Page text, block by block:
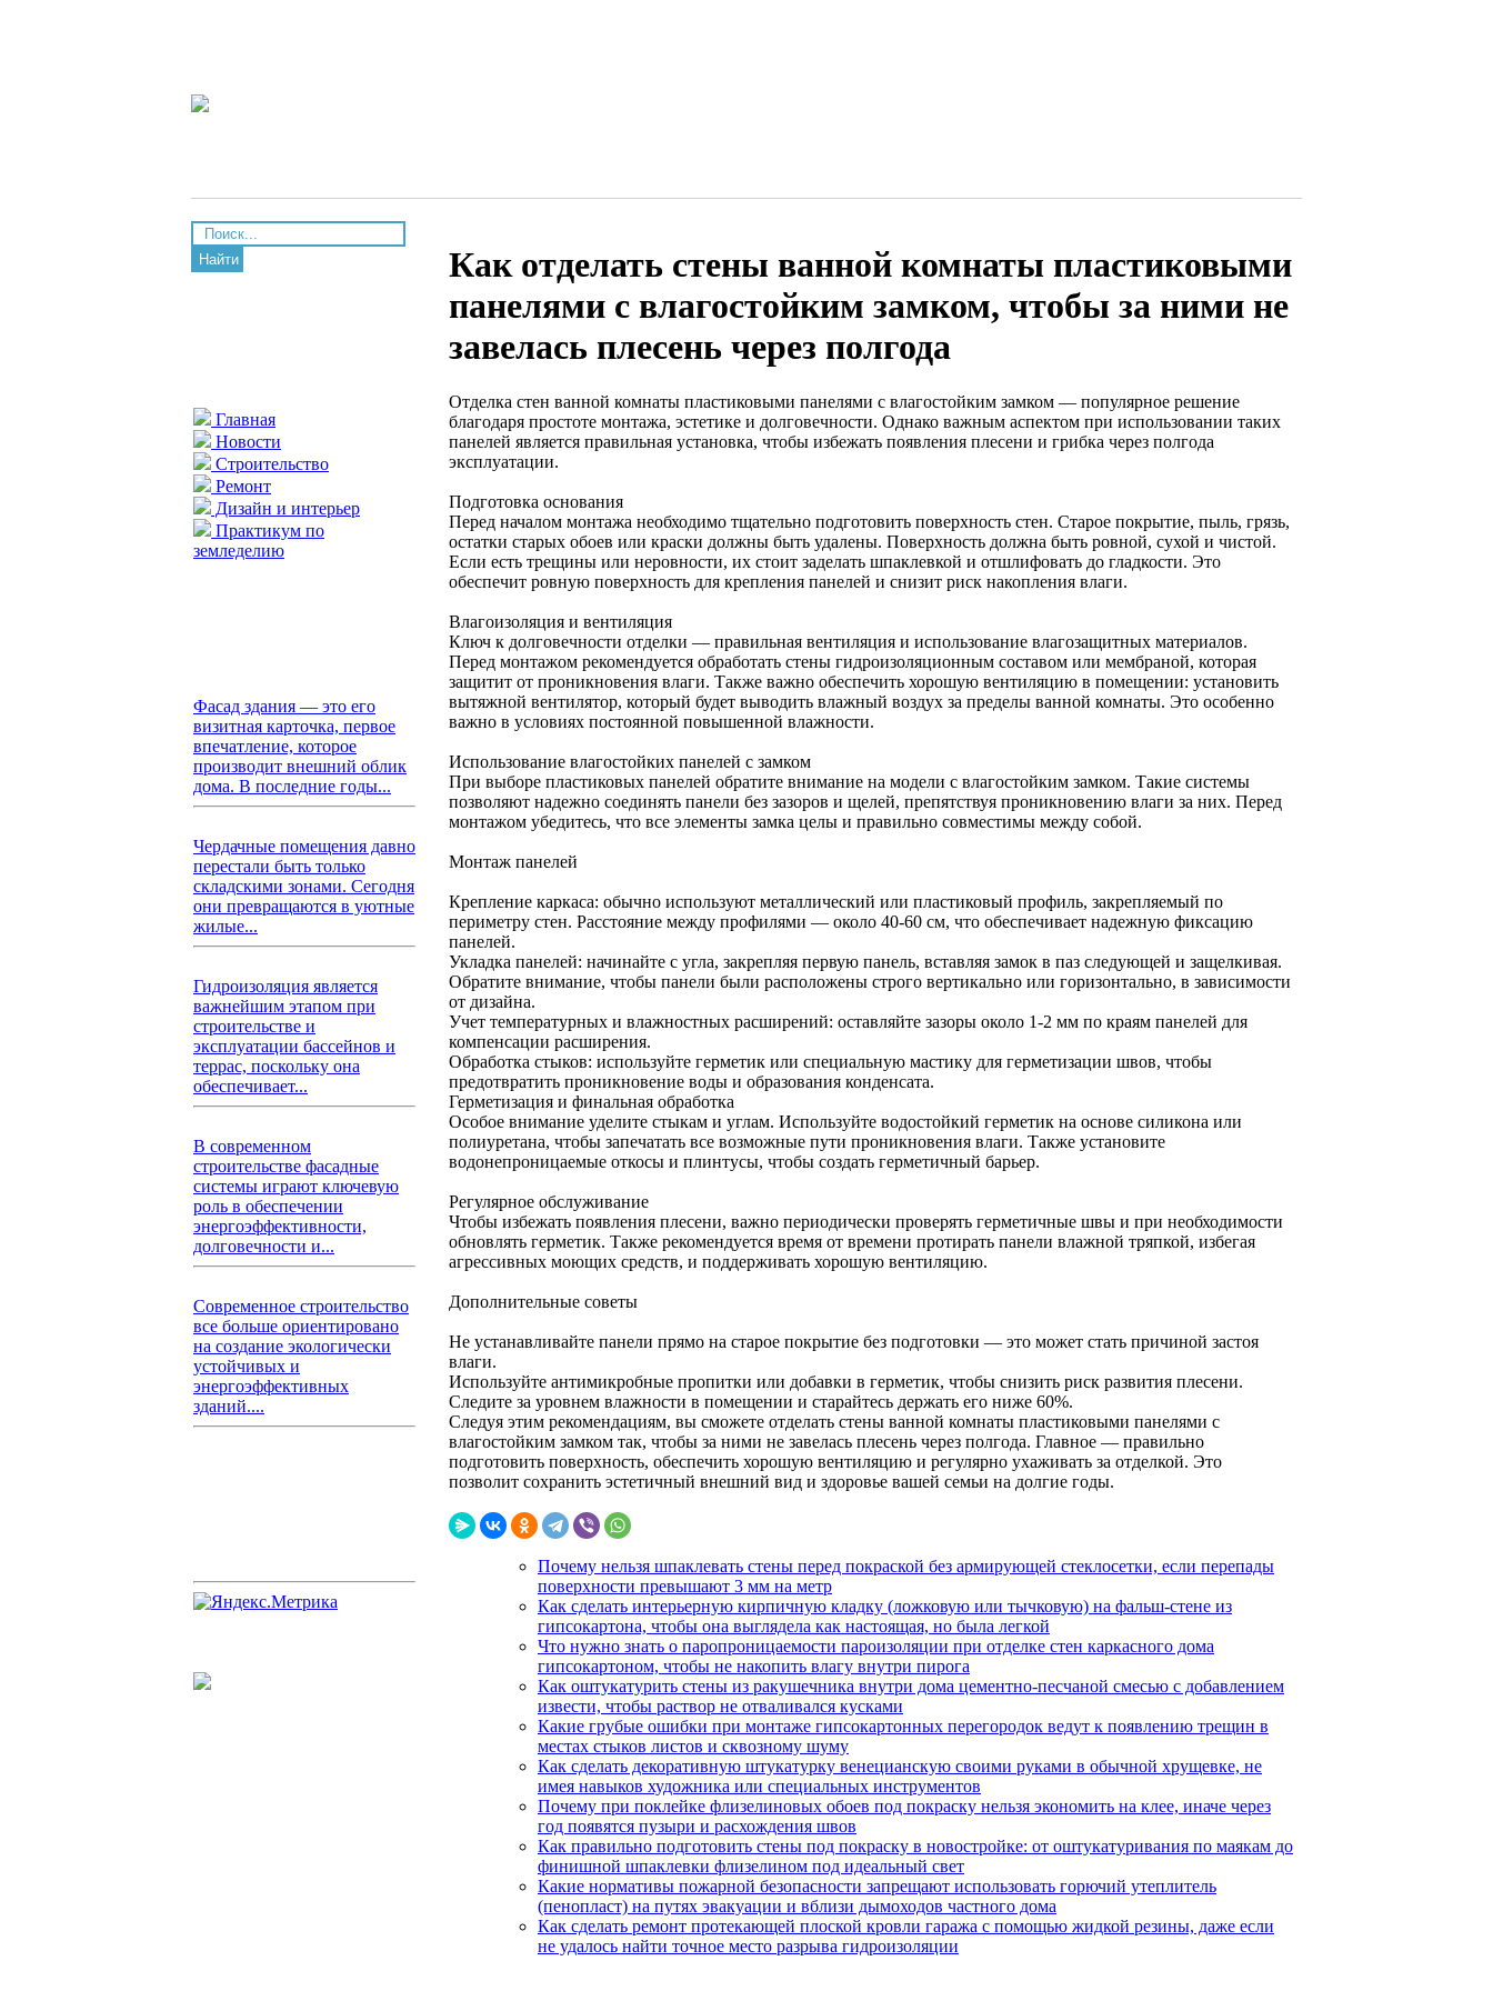
Найти
Главная
Новости
Строительство
Ремонт
Дизайн и интерьер
Практикум по
земледелию
Фасад здания — это его
визитная карточка, первое
впечатление, которое
производит внешний облик
дома. В последние годы...
Чердачные помещения давно
перестали быть только
складскими зонами. Сегодня
они превращаются в уютные
жилые...
Гидроизоляция является
важнейшим этапом при
строительстве и
эксплуатации бассейнов и
террас, поскольку она
обеспечивает...
В современном
строительстве фасадные
системы играют ключевую
роль в обеспечении
энергоэффективности,
долговечности и...
Современное строительство
все больше ориентировано
на создание экологически
устойчивых и
энергоэффективных
зданий....
Как отделать стены ванной комнаты пластиковыми
панелями с влагостойким замком, чтобы за ними не
завелась плесень через полгода
Отделка стен ванной комнаты пластиковыми панелями с влагостойким замком — популярное решение
благодаря простоте монтажа, эстетике и долговечности. Однако важным аспектом при использовании таких
панелей является правильная установка, чтобы избежать появления плесени и грибка через полгода
эксплуатации.
Подготовка основания
Перед началом монтажа необходимо тщательно подготовить поверхность стен. Старое покрытие, пыль, грязь,
остатки старых обоев или краски должны быть удалены. Поверхность должна быть ровной, сухой и чистой.
Если есть трещины или неровности, их стоит заделать шпаклевкой и отшлифовать до гладкости. Это
обеспечит ровную поверхность для крепления панелей и снизит риск накопления влаги.
Влагоизоляция и вентиляция
Ключ к долговечности отделки — правильная вентиляция и использование влагозащитных материалов.
Перед монтажом рекомендуется обработать стены гидроизоляционным составом или мембраной, которая
защитит от проникновения влаги. Также важно обеспечить хорошую вентиляцию в помещении: установить
вытяжной вентилятор, который будет выводить влажный воздух за пределы ванной комнаты. Это особенно
важно в условиях постоянной повышенной влажности.
Использование влагостойких панелей с замком
При выборе пластиковых панелей обратите внимание на модели с влагостойким замком. Такие системы
позволяют надежно соединять панели без зазоров и щелей, препятствуя проникновению влаги за них. Перед
монтажом убедитесь, что все элементы замка целы и правильно совместимы между собой.
Монтаж панелей
Крепление каркаса: обычно используют металлический или пластиковый профиль, закрепляемый по
периметру стен. Расстояние между профилями — около 40-60 см, что обеспечивает надежную фиксацию
панелей.
Укладка панелей: начинайте с угла, закрепляя первую панель, вставляя замок в паз следующей и защелкивая.
Обратите внимание, чтобы панели были расположены строго вертикально или горизонтально, в зависимости
от дизайна.
Учет температурных и влажностных расширений: оставляйте зазоры около 1-2 мм по краям панелей для
компенсации расширения.
Обработка стыков: используйте герметик или специальную мастику для герметизации швов, чтобы
предотвратить проникновение воды и образования конденсата.
Герметизация и финальная обработка
Особое внимание уделите стыкам и углам. Используйте водостойкий герметик на основе силикона или
полиуретана, чтобы запечатать все возможные пути проникновения влаги. Также установите
водонепроницаемые откосы и плинтусы, чтобы создать герметичный барьер.
Регулярное обслуживание
Чтобы избежать появления плесени, важно периодически проверять герметичные швы и при необходимости
обновлять герметик. Также рекомендуется время от времени протирать панели влажной тряпкой, избегая
агрессивных моющих средств, и поддерживать хорошую вентиляцию.
Дополнительные советы
Не устанавливайте панели прямо на старое покрытие без подготовки — это может стать причиной застоя
влаги.
Используйте антимикробные пропитки или добавки в герметик, чтобы снизить риск развития плесени.
Следите за уровнем влажности в помещении и старайтесь держать его ниже 60%.
Следуя этим рекомендациям, вы сможете отделать стены ванной комнаты пластиковыми панелями с
влагостойким замком так, чтобы за ними не завелась плесень через полгода. Главное — правильно
подготовить поверхность, обеспечить хорошую вентиляцию и регулярно ухаживать за отделкой. Это
позволит сохранить эстетичный внешний вид и здоровье вашей семьи на долгие годы.
Почему нельзя шпаклевать стены перед покраской без армирующей стеклосетки, если перепады
поверхности превышают 3 мм на метр
Как сделать интерьерную кирпичную кладку (ложковую или тычковую) на фальш-стене из
гипсокартона, чтобы она выглядела как настоящая, но была легкой
Что нужно знать о паропроницаемости пароизоляции при отделке стен каркасного дома
гипсокартоном, чтобы не накопить влагу внутри пирога
Как оштукатурить стены из ракушечника внутри дома цементно-песчаной смесью с добавлением
извести, чтобы раствор не отваливался кусками
Какие грубые ошибки при монтаже гипсокартонных перегородок ведут к появлению трещин в
местах стыков листов и сквозному шуму
Как сделать декоративную штукатурку венецианскую своими руками в обычной хрущевке, не
имея навыков художника или специальных инструментов
Почему при поклейке флизелиновых обоев под покраску нельзя экономить на клее, иначе через
год появятся пузыри и расхождения швов
Как правильно подготовить стены под покраску в новостройке: от оштукатуривания по маякам до
финишной шпаклевки флизелином под идеальный свет
Какие нормативы пожарной безопасности запрещают использовать горючий утеплитель
(пенопласт) на путях эвакуации и вблизи дымоходов частного дома
Как сделать ремонт протекающей плоской кровли гаража с помощью жидкой резины, даже если
не удалось найти точное место разрыва гидроизоляции